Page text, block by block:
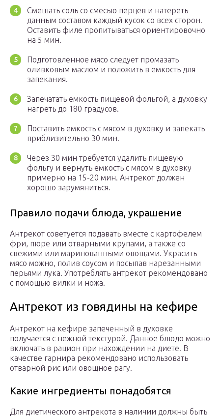
Смешать соль со смесью перцев и натереть
данным составом каждый кусок со всех сторон.
Оставить филе пропитываться ориентировочно
на 5 мин.
Подготовленное мясо следует промазать
оливковым маслом и положить в емкость для
запекания.
Запечатать емкость пищевой фольгой, а духовку
нагреть до 180 градусов.
Поставить емкость с мясом в духовку и запекать
приблизительно 30 мин.
Через 30 мин требуется удалить пищевую
фольгу и вернуть емкость с мясом в духовку
примерно на 15-20 мин. Антрекот должен
хорошо зарумяниться.
Правило подачи блюда, украшение
Антрекот советуется подавать вместе с картофелем
фри, пюре или отварными крупами, а также со
свежими или маринованными овощами. Украсить
мясо можно, полив соусом и посыпав нарезанными
перьями лука. Употреблять антрекот рекомендовано
с помощью вилки и ножа.
Антрекот из говядины на кефире
Антрекот на кефире запеченный в духовке
получается с нежной текстурой. Данное блюдо можно
включать в рацион при нахождении на диете. В
качестве гарнира рекомендовано использовать
отварной рис или овощное рагу.
Какие ингредиенты понадобятся
Для диетического антрекота в наличии должны быть